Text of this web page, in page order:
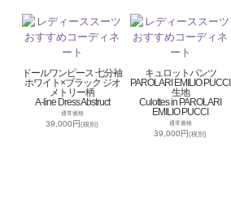
ドールワンピース 七分袖
ホワイト×ブラック ジオ
メトリー柄
A-line Dress Abstruct
通常価格
39,000円(税別)
キュロットパンツ
PAROLARI EMILIO PUCCI
生地
Culottes in PAROLARI
EMILIO PUCCI
通常価格
39,000円(税別)